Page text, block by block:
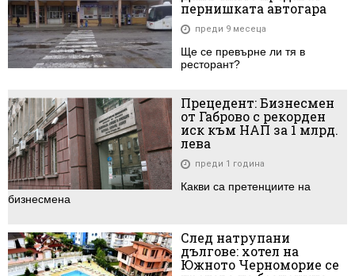
пернишката автогара
преди 9 месеца
Ще се превърне ли тя в
ресторант?
Прецедент: Бизнесмен
от Габрово с рекорден
иск към НАП за 1 млрд.
лева
преди 1 година
Какви са претенциите на
бизнесмена
След натрупани
дългове: хотел на
Южното Черноморие се